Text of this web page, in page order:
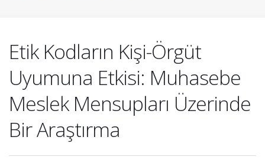
Etik Kodların Kişi-Örgüt
Uyumuna Etkisi: Muhasebe
Meslek Mensupları Üzerinde
Bir Araştırma